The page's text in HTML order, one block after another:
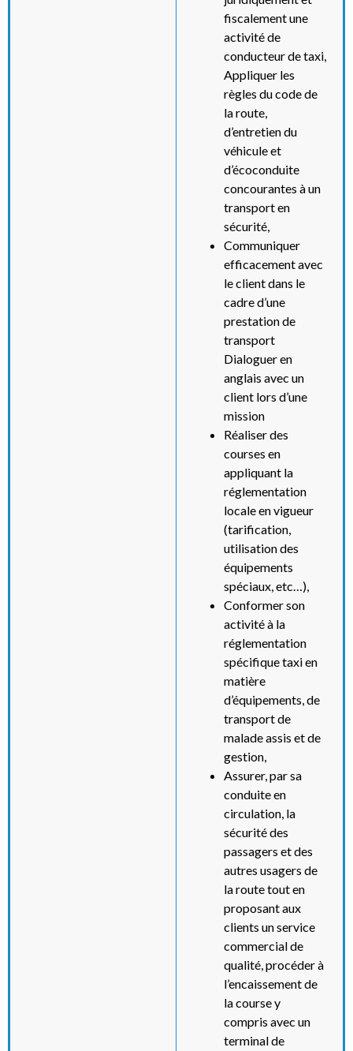
fiscalement une
activité de
conducteur de taxi,
Appliquer les
règles du code de
la route,
d’entretien du
véhicule et
d’écoconduite
concourantes à un
transport en
sécurité,
Communiquer
efficacement avec
le client dans le
cadre d’une
prestation de
transport
Dialoguer en
anglais avec un
client lors d’une
mission
Réaliser des
courses en
appliquant la
réglementation
locale en vigueur
(tarification,
utilisation des
équipements
spéciaux, etc…),
Conformer son
activité à la
réglementation
spécifique taxi en
matière
d’équipements, de
transport de
malade assis et de
gestion,
Assurer, par sa
conduite en
circulation, la
sécurité des
passagers et des
autres usagers de
la route tout en
proposant aux
clients un service
commercial de
qualité, procéder à
l’encaissement de
la course y
compris avec un
terminal de